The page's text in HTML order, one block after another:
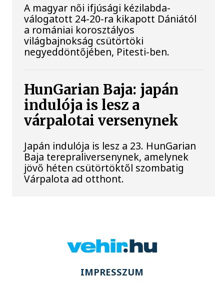
A magyar női ifjúsági kézilabda-
válogatott 24-20-ra kikapott Dániától
a romániai korosztályos
világbajnokság csütörtöki
negyeddöntőjében, Pitesti-ben.
HunGarian Baja: japán
indulója is lesz a
várpalotai versenynek
Japán indulója is lesz a 23. HunGarian
Baja terepraliversenynek, amelynek
jövő héten csütörtöktől szombatig
Várpalota ad otthont.
IMPRESSZUM